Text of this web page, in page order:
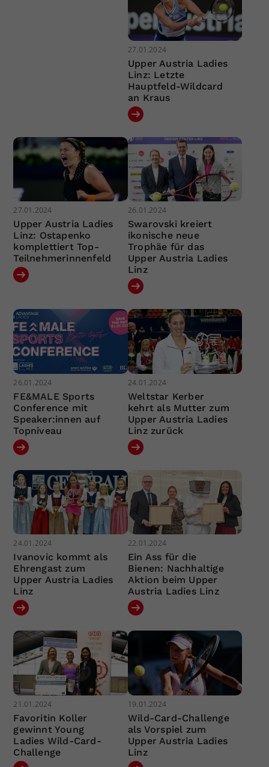
27.01.2024
Upper Austria Ladies
Linz: Letzte
Hauptfeld-Wildcard
an Kraus
27.01.2024
Upper Austria Ladies
Linz: Ostapenko
komplettiert Top-
Teilnehmerinnenfeld
26.01.2024
Swarovski kreiert
ikonische neue
Trophäe für das
Upper Austria Ladies
Linz
26.01.2024
FE&MALE Sports
Conference mit
Speaker:innen auf
Topniveau
24.01.2024
Weltstar Kerber
kehrt als Mutter zum
Upper Austria Ladies
Linz zurück
24.01.2024
Ivanovic kommt als
Ehrengast zum
Upper Austria Ladies
Linz
22.01.2024
Ein Ass für die
Bienen: Nachhaltige
Aktion beim Upper
Austria Ladies Linz
21.01.2024
Favoritin Koller
gewinnt Young
Ladies Wild-Card-
Challenge
19.01.2024
Wild-Card-Challenge
als Vorspiel zum
Upper Austria Ladies
Linz